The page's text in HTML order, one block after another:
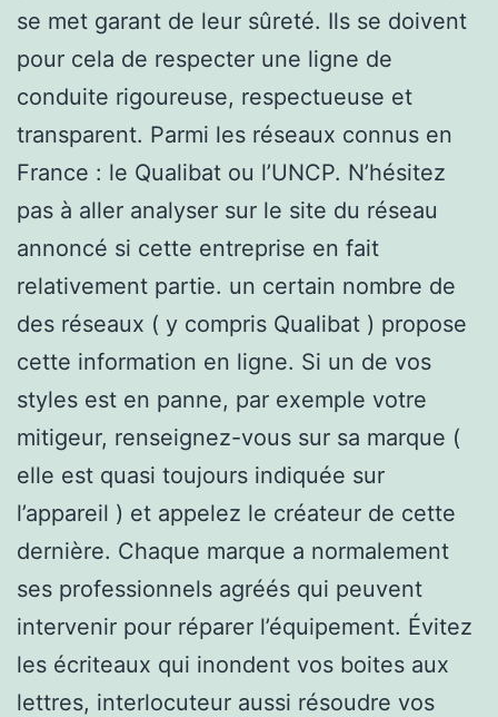
se met garant de leur sûreté. Ils se doivent
pour cela de respecter une ligne de
conduite rigoureuse, respectueuse et
transparent. Parmi les réseaux connus en
France : le Qualibat ou l’UNCP. N’hésitez
pas à aller analyser sur le site du réseau
annoncé si cette entreprise en fait
relativement partie. un certain nombre de
des réseaux ( y compris Qualibat ) propose
cette information en ligne. Si un de vos
styles est en panne, par exemple votre
mitigeur, renseignez-vous sur sa marque (
elle est quasi toujours indiquée sur
l’appareil ) et appelez le créateur de cette
dernière. Chaque marque a normalement
ses professionnels agréés qui peuvent
intervenir pour réparer l’équipement. Évitez
les écriteaux qui inondent vos boites aux
lettres, interlocuteur aussi résoudre vos